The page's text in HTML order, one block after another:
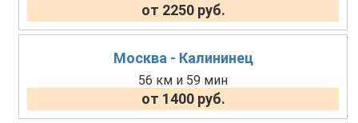
от 2250 руб.
Москва - Калининец
56 км и 59 мин
от 1400 руб.